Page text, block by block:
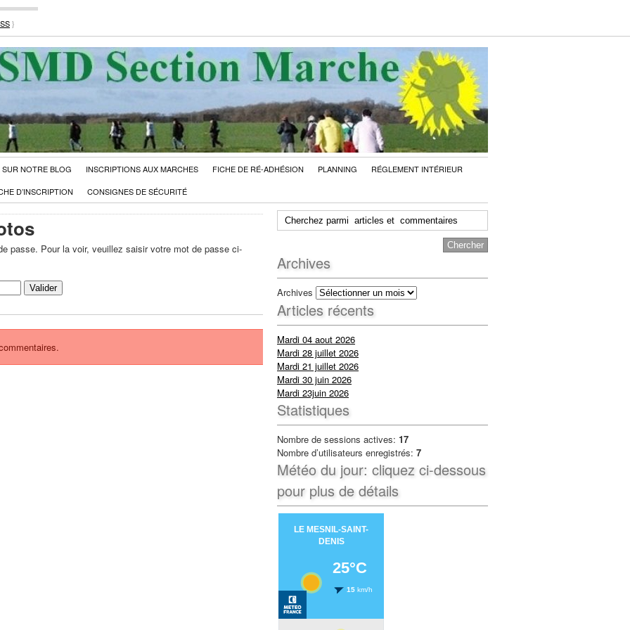
}
NOTRE BLOG INSCRIPTIONS AUX MARCHES FICHE DE RÉ-ADHÉSION PLANNING
RÉGLEMENT INTÉRIEUR
D’INSCRIPTION CONSIGNES DE SÉCURITÉ
passe. Pour la voir, veuillez saisir votre mot de passe ci-
Archives
Archives
Articles récents
Mardi 04 aout 2026
Mardi 28 juillet 2026
Mardi 21 juillet 2026
Mardi 30 juin 2026
Mardi 23juin 2026
Statistiques
Nombre de sessions actives: 17
Nombre d’utilisateurs enregistrés: 7
Météo du jour: cliquez ci-dessous
pour plus de détails